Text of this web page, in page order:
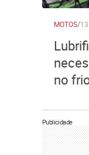
MOTOS/
no
Publicidade